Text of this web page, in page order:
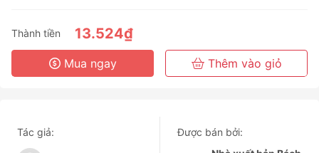
6 Tháng
3 Năm
Thành tiền 13.524₫
Mua ngay Thêm vào giỏ
Tác giả:
Được bán bởi: